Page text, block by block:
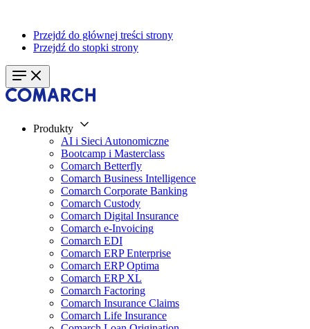
Przejdź do głównej treści strony
Przejdź do stopki strony
Produkty
AI i Sieci Autonomiczne
Bootcamp i Masterclass
Comarch Betterfly
Comarch Business Intelligence
Comarch Corporate Banking
Comarch Custody
Comarch Digital Insurance
Comarch e-Invoicing
Comarch EDI
Comarch ERP Enterprise
Comarch ERP Optima
Comarch ERP XL
Comarch Factoring
Comarch Insurance Claims
Comarch Life Insurance